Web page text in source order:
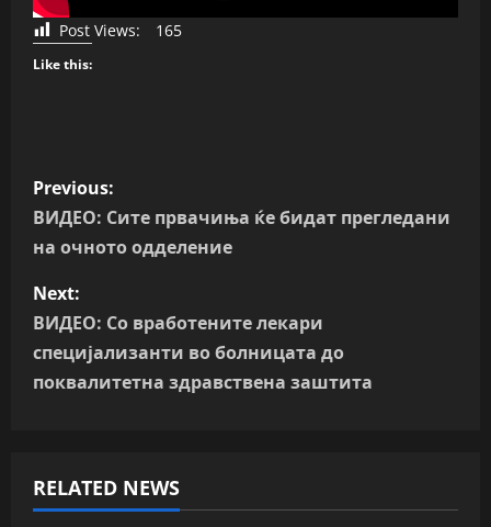
Post Views: 165
Like this:
P
o
t
n
i
Previous:
ВИДЕО: Сите првачиња ќе бидат прегледани
на очното одделение
Next:
ВИДЕО: Со вработените лекари
специјализанти во болницата до
поквалитетна здравствена заштита
RELATED NEWS